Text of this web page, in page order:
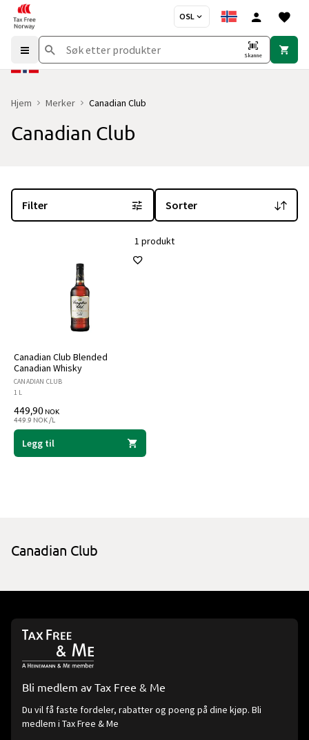
OSL
Skanne
Hjem Merker Canadian Club
Canadian Club
Filter Sorter
1 produkt
Canadian Club Blended
Canadian Whisky
CANADIAN CLUB
1 L
449,90NOK
449.9 NOK /L
Legg til
Canadian Club
Bli medlem av Tax Free & Me
Du vil få faste fordeler, rabatter og poeng på dine kjøp. Bli
medlem i Tax Free & Me